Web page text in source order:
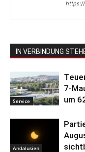
IN VERBINDUNG
Service
7-
um
Andalusien